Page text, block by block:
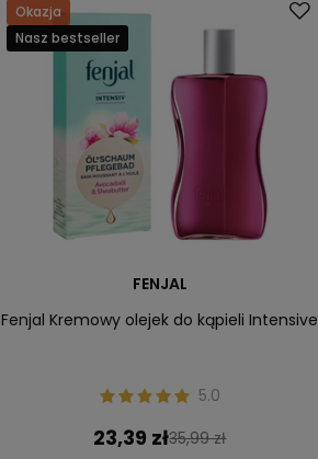
Okazja
Nasz bestseller
FENJAL
Fenjal Kremowy olejek do kąpieli Intensive
5.0
23,39 zł35,99 zł